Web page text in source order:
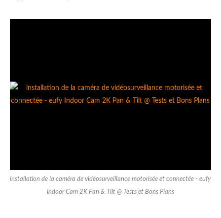
installation de la caméra de vidéosurveillance motorisée et connectée - eufy
Indoor Cam 2K Pan & Tilt @ Tests et Bons Plans